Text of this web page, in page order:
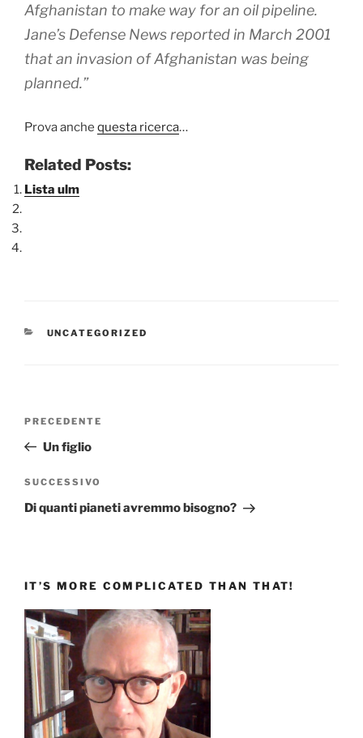
Afghanistan to make way for an oil pipeline.
Jane’s Defense News reported in March 2001
that an invasion of Afghanistan was being
planned.”
Prova anche questa ricerca…
Related Posts:
Lista ulm
CATEGORIE
UNCATEGORIZED
Articolo
precedente:
PRECEDENTE
Un figlio
Articolo
successivo
SUCCESSIVO
Di quanti pianeti avremmo bisogno?
IT’S MORE COMPLICATED THAN THAT!